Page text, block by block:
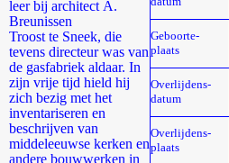
Geboorte-
plaats
Overlijdens-
datum
Overlijdens-
plaats
leer bij architect A.
Breunissen
Troost te Sneek, die
tevens directeur was van
de gasfabriek aldaar. In
zijn vrije tijd hield hij
zich bezig met het
inventariseren en
beschrijven van
middeleeuwse kerken en
andere bouwwerken in